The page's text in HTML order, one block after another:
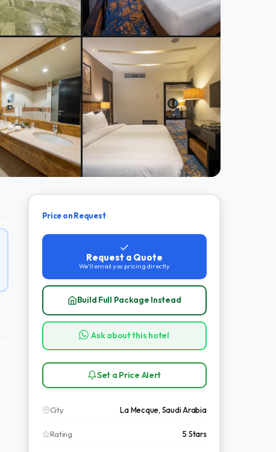
Price on Request
Request a Quote
We'll email you pricing directly
Build Full Package Instead
Ask about this hotel
Set a Price Alert
City La Mecque, Saudi Arabia
Rating 5 Stars